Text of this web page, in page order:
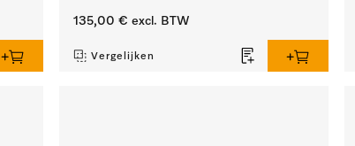
135,00 € excl. BTW
Vergelijken